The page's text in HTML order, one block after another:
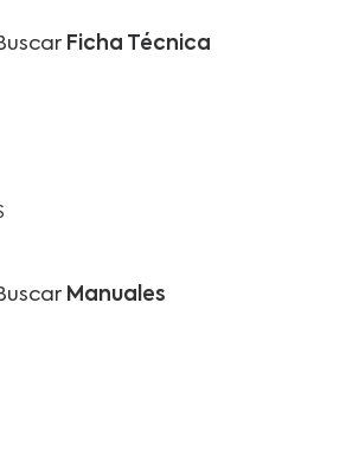
Ficha Técnica
Manuales